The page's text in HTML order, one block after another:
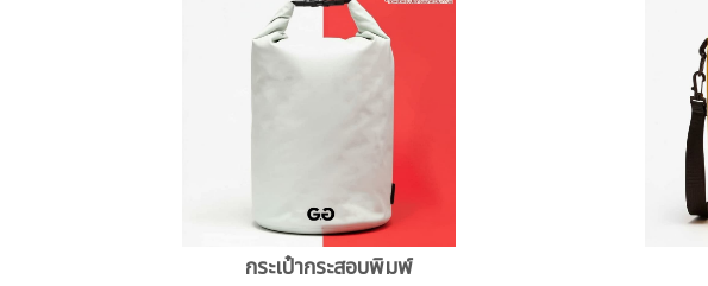
กระเป๋ากระสอบพิมพ์